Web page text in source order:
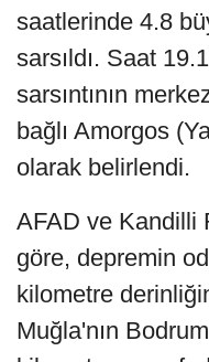
saatlerinde 4.8
sarsıldı. Saat
sarsıntının
bağlı Amorgos
olarak belirlendi.
AFAD ve Kandilli
göre, depremin
kilometre
Muğla'nın